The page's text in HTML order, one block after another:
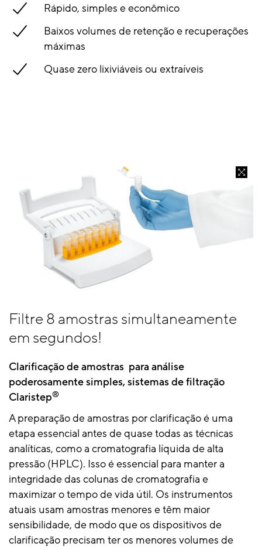
Rápido, simples e econômico
Baixos volumes de retenção e recuperações
máximas
Quase zero lixiviáveis ou extraíveis
Filtre 8 amostras simultaneamente
em segundos!
Clarificação de amostras para análise
poderosamente simples, sistemas de filtração
Claristep®
A preparação de amostras por clarificação é uma
etapa essencial antes de quase todas as técnicas
analíticas, como a cromatografia líquida de alta
pressão (HPLC). Isso é essencial para manter a
integridade das colunas de cromatografia e
maximizar o tempo de vida útil. Os instrumentos
atuais usam amostras menores e têm maior
sensibilidade, de modo que os dispositivos de
clarificação precisam ter os menores volumes de